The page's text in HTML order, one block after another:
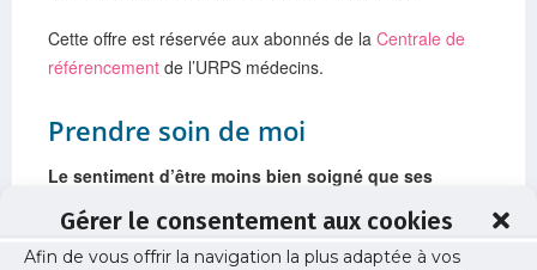
Gérer le consentement aux cookies
Afin de vous offrir la navigation la plus adaptée à vos
Cette offre est réservée aux abonnés de la Centrale de
référencement de l’URPS médecins.
Prendre soin de moi
Le sentiment d’être moins bien soigné que ses
patients est un sentiment relativement courant chez
les médecins libéraux.